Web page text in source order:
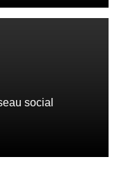
social